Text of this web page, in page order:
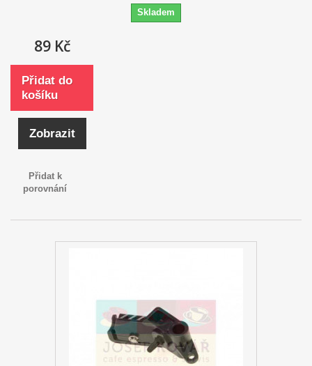
Skladem
89 Kč
Přidat do
košíku
Zobrazit
Přidat k
porovnání